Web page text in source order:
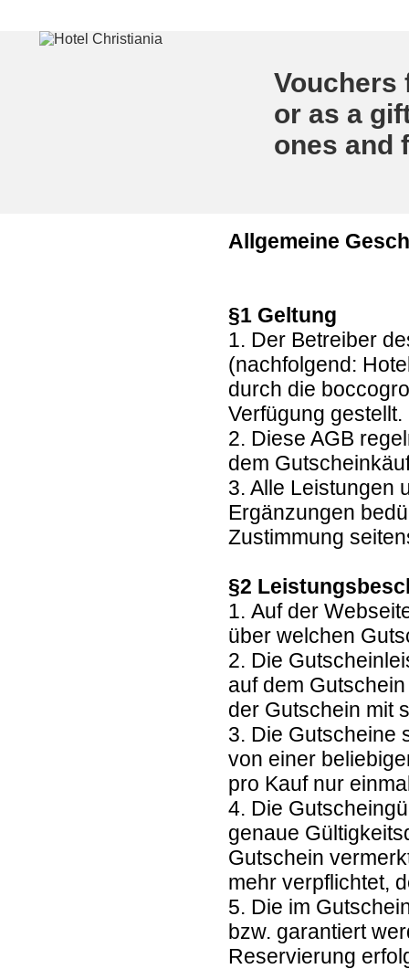
Vouchers
or as a
ones and
Allgemeine
§1 Geltung
1. Der Betreiber
(nachfolgend:
durch die
Verfügung gestellt.
2. Diese AGB
dem
3. Alle Leistungen
Ergänzungen
Zustimmung
§2
1. Auf der
über welchen
2. Die
auf dem
der Gutschein mit
3. Die Gutscheine
von einer
pro Kauf nur
4. Die
genaue
Gutschein
mehr verpflichtet,
5. Die im
bzw. garantiert
Reservierung